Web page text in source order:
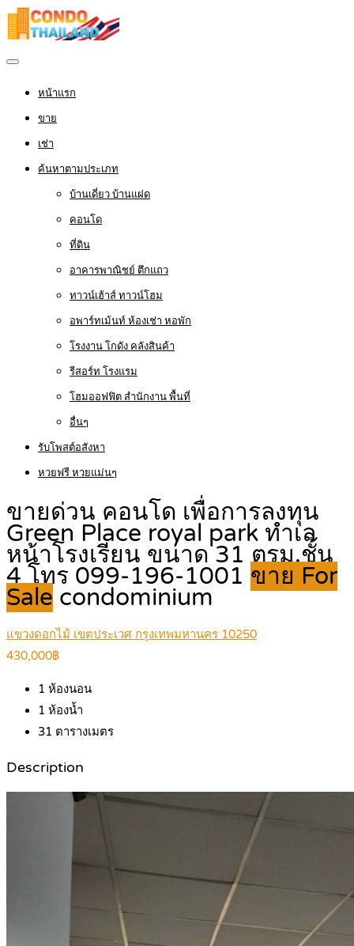
หน้าแรก
ขาย
เช่า
ค้นหาตามประเภท
บ้านเดี่ยว บ้านแฝด
คอนโด
ที่ดิน
อาคารพาณิชย์ ตึกแถว
ทาวน์เฮ้าส์ ทาวน์โฮม
อพาร์ทเม้นท์ ห้องเช่า หอพัก
โรงงาน โกดัง คลังสินค้า
รีสอร์ท โรงแรม
โฮมออฟฟิต สำนักงาน พื้นที่
อื่นๆ
รับโพสต์อสังหา
หวยฟรี หวยแม่นๆ
ขายด่วน คอนโด เพื่อการลงทุน
Green Place royal park ทำเล
หน้าโรงเรียน ขนาด 31 ตรม.ชั้น
4 โทร 099-196-1001 ขาย For
Sale condominium
แขวงดอกไม้ เขตประเวศ กรุงเทพมหานคร 10250
430,000฿
1 ห้องนอน
1 ห้องน้ำ
31 ตารางเมตร
Description